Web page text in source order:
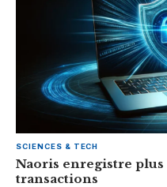
SCIENCES & TECH
Naoris enregistre
transactions